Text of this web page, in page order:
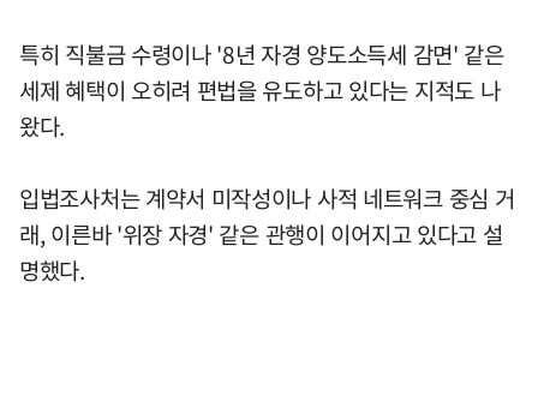
특히 직불금 수령이나 '8년 자경 양도소득세 감면' 같은
세제 혜택이 오히려 편법을 유도하고 있다는 지적도 나
왔다.
입법조사처는 계약서 미작성이나 사적 네트워크 중심 거
래, 이른바 '위장 자경' 같은 관행이 이어지고 있다고 설
명했다.